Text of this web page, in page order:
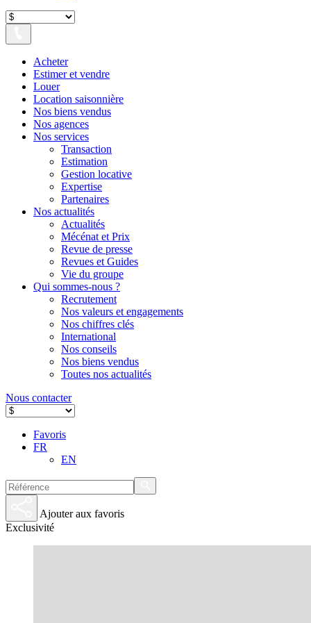
Acheter
Estimer et vendre
Louer
Location saisonnière
Nos biens vendus
Nos agences
Nos services
Transaction
Estimation
Gestion locative
Expertise
Partenaires
Nos actualités
Actualités
Mécénat et Prix
Revue de presse
Revues et Guides
Vie du groupe
Qui sommes-nous ?
Recrutement
Nos valeurs et engagements
Nos chiffres clés
International
Nos conseils
Nos biens vendus
Toutes nos actualités
Nous contacter
Favoris
FR
EN
Ajouter aux favoris
Exclusivité